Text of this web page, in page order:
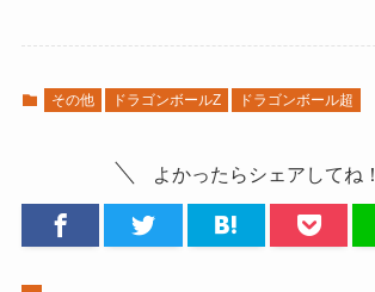
その他 ドラゴンボールZ ドラゴンボール超
よかったらシェアしてね！